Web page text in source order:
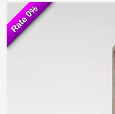
Rate 0%
Rate 0%